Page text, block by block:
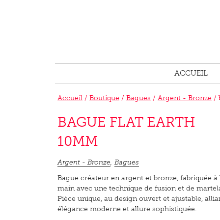
ACCUEIL
Accueil / Boutique / Bagues / Argent - Bronze /
BAGUE FLAT EARTH
10MM
Argent - Bronze, Bagues
Bague créateur en argent et bronze, fabriquée à
main avec une technique de fusion et de
Pièce unique, au design ouvert et ajustable,
élégance moderne et allure sophistiquée.